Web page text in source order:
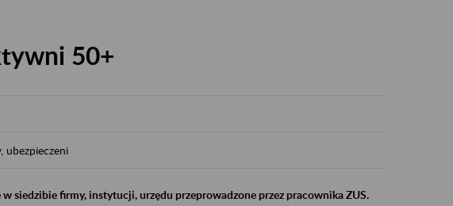
50+
ubezpieczeni
siedzibie firmy, instytucji, urzędu przeprowadzone przez pracownika ZUS.